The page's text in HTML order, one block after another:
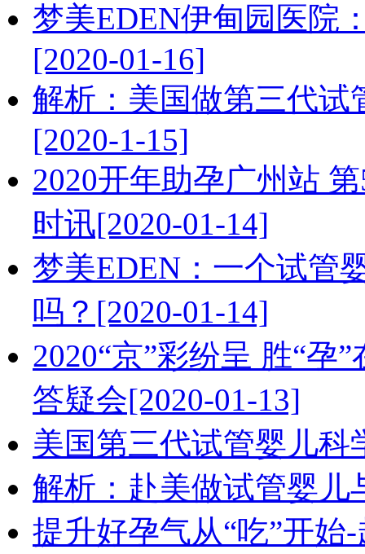
梦美EDEN伊甸园医院
[2020-01-16]
解析：美国做第三代试
[2020-1-15]
2020开年助孕广州站
时讯[2020-01-14]
梦美EDEN：一个试管
吗？[2020-01-14]
2020“京”彩纷呈 胜“孕
答疑会[2020-01-13]
美国第三代试管婴儿科
解析：赴美做试管婴儿
提升好孕气从“吃”开始